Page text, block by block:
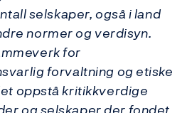
selskaper, også i land
normer og verdisyn.
for
forvaltning og etiske
oppstå kritikkverdige